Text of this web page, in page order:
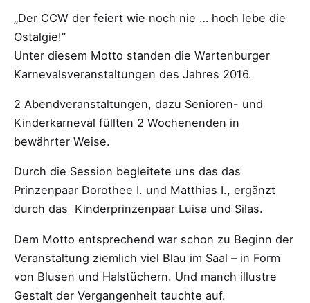
„Der CCW der feiert wie noch nie … hoch lebe die
Ostalgie!“
Unter diesem Motto standen die Wartenburger
Karnevalsveranstaltungen des Jahres 2016.
2 Abendveranstaltungen, dazu Senioren- und
Kinderkarneval füllten 2 Wochenenden in
bewährter Weise.
Durch die Session begleitete uns das das
Prinzenpaar Dorothee I. und Matthias I., ergänzt
durch das Kinderprinzenpaar Luisa und Silas.
Dem Motto entsprechend war schon zu Beginn der
Veranstaltung ziemlich viel Blau im Saal – in Form
von Blusen und Halstüchern. Und manch illustre
Gestalt der Vergangenheit tauchte auf.